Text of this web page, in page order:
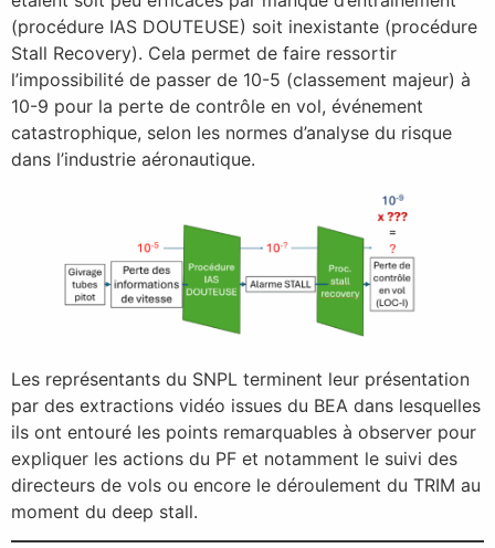
(procédure IAS DOUTEUSE) soit inexistante (procédure
Stall Recovery). Cela permet de faire ressortir
l’impossibilité de passer de 10-5 (classement majeur) à
10-9 pour la perte de contrôle en vol, événement
catastrophique, selon les normes d’analyse du risque
dans l’industrie aéronautique.
Les représentants du SNPL terminent leur présentation
par des extractions vidéo issues du BEA dans lesquelles
ils ont entouré les points remarquables à observer pour
expliquer les actions du PF et notamment le suivi des
directeurs de vols ou encore le déroulement du TRIM au
moment du deep stall.